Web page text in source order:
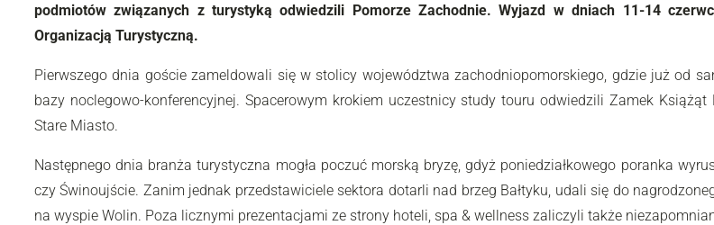
podmiotów związanych z turystyką odwiedzili Pomorze Zachodnie. Wyjazd w dniach 11-14
Organizacją Turystyczną.
Pierwszego dnia goście zameldowali się w stolicy województwa zachodniopomorskiego, gdzie już od
bazy noclegowo-konferencyjnej. Spacerowym krokiem uczestnicy study touru odwiedzili Zamek
Stare Miasto.
Następnego dnia branża turystyczna mogła poczuć morską bryzę, gdyż poniedziałkowego poranka
czy Świnoujście. Zanim jednak przedstawiciele sektora dotarli nad brzeg Bałtyku, udali się do
na wyspie Wolin. Poza licznymi prezentacjami ze strony hoteli, spa & wellness zaliczyli także